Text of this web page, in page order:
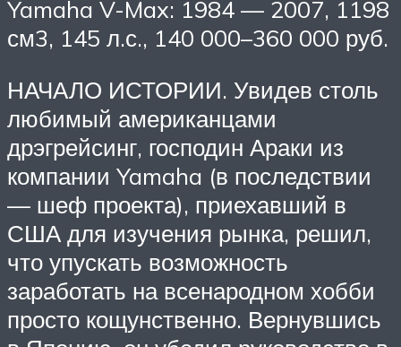
Yamaha V-Max: 1984 — 2007, 1198
см3, 145 л.с., 140 000–360 000 руб.
НАЧАЛО ИСТОРИИ. Увидев столь
любимый американцами
дрэгрейсинг, господин Араки из
компании Yamaha (в последствии
— шеф проекта), приехавший в
США для изучения рынка, решил,
что упускать возможность
заработать на всенародном хобби
просто кощунственно. Вернувшись